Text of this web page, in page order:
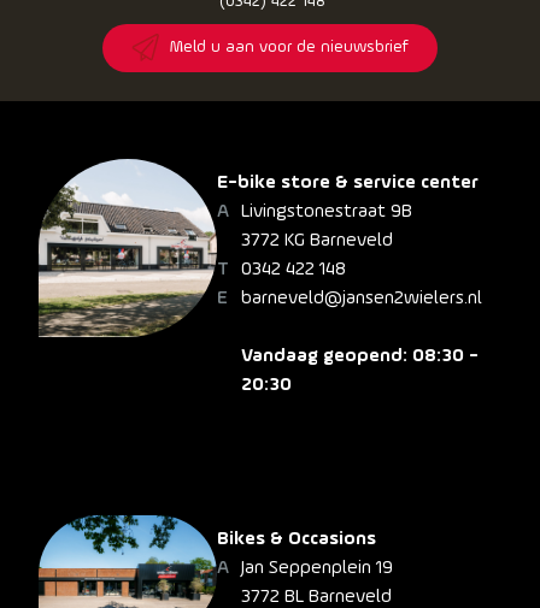
Meld u aan voor de nieuwsbrief
E-bike store & service center
Livingstonestraat 9B
3772 KG Barneveld
0342 422 148
barneveld@jansen2wielers.nl
Vandaag geopend: 08:30 -
20:30
Bikes & Occasions
Jan Seppenplein 19
3772 BL Barneveld